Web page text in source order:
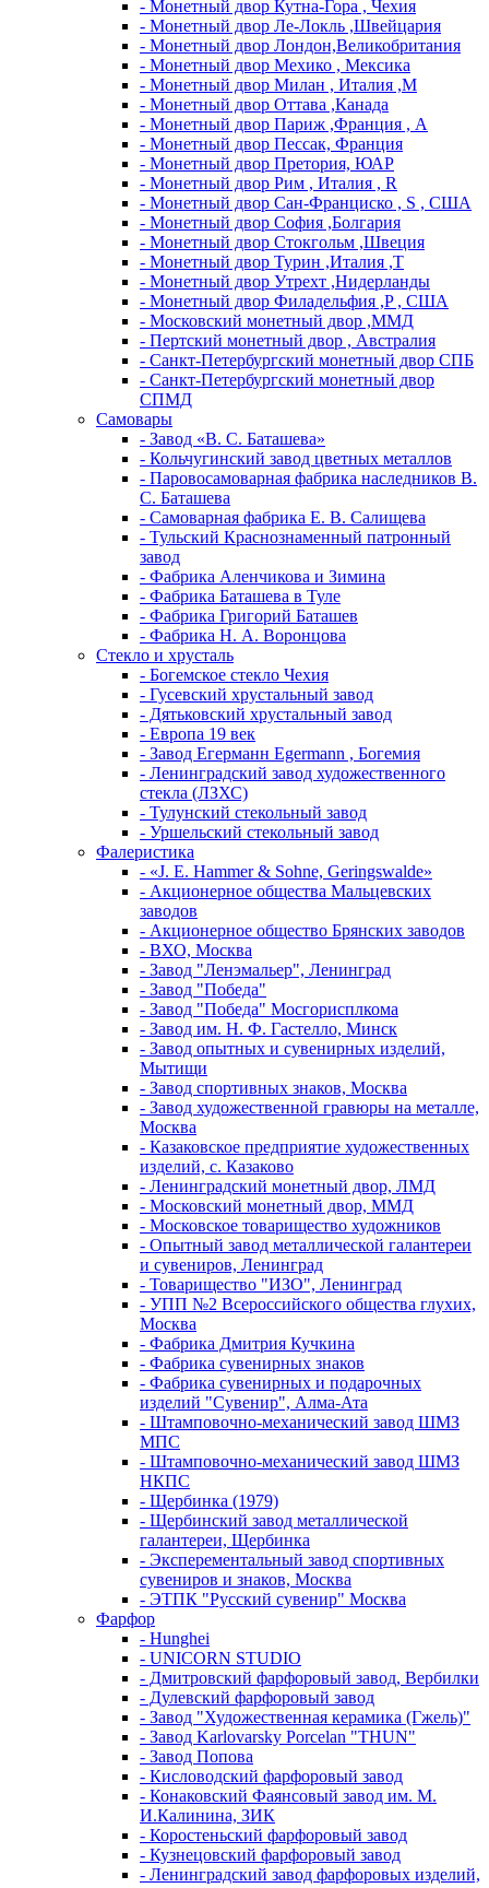
- Монетный двор Кутна-Гора , Чехия
- Монетный двор Ле-Локль ,Швейцария
- Монетный двор Лондон,Великобритания
- Монетный двор Мехико , Мексика
- Монетный двор Милан , Италия ,M
- Монетный двор Оттава ,Канада
- Монетный двор Париж ,Франция , A
- Монетный двор Пессак, Франция
- Монетный двор Претория, ЮАР
- Монетный двор Рим , Италия , R
- Монетный двор Сан-Франциско , S , США
- Монетный двор София ,Болгария
- Монетный двор Стокгольм ,Швеция
- Монетный двор Турин ,Италия ,T
- Монетный двор Утрехт ,Нидерланды
- Монетный двор Филадельфия ,P , США
- Московский монетный двор ,ММД
- Пертский монетный двор , Австралия
- Санкт-Петербургский монетный двор СПБ
- Санкт-Петербургский монетный двор
СПМД
Самовары
- Завод «В. С. Баташева»
- Кольчугинский завод цветных металлов
- Паровосамоварная фабрика наследников В.
С. Баташева
- Самоварная фабрика Е. В. Салищева
- Тульский Краснознаменный патронный
завод
- Фабрика Аленчикова и Зимина
- Фабрика Баташева в Туле
- Фабрика Григорий Баташев
- Фабрика Н. А. Воронцова
Стекло и хрусталь
- Богемское стекло Чехия
- Гусевский хрустальный завод
- Дятьковский хрустальный завод
- Европа 19 век
- Завод Егерманн Egermann , Богемия
- Ленинградский завод художественного
стекла (ЛЗХС)
- Тулунский стекольный завод
- Уршельский стекольный завод
Фалеристика
- «J. E. Hammer & Sohne, Geringswalde»
- Акционерное общества Мальцевских
заводов
- Акционерное общество Брянских заводов
- ВХО, Москва
- Завод "Ленэмальер", Ленинград
- Завод "Победа"
- Завод "Победа" Мосгорисплкома
- Завод им. Н. Ф. Гастелло, Минск
- Завод опытных и сувенирных изделий,
Мытищи
- Завод спортивных знаков, Москва
- Завод художественной гравюры на металле,
Москва
- Казаковское предприятие художественных
изделий, с. Казаково
- Ленинградский монетный двор, ЛМД
- Московский монетный двор, ММД
- Московское товарищество художников
- Опытный завод металлической галантереи
и сувениров, Ленинград
- Товарищество "ИЗО", Ленинград
- УПП №2 Всероссийского общества глухих,
Москва
- Фабрика Дмитрия Кучкина
- Фабрика сувенирных знаков
- Фабрика сувенирных и подарочных
изделий "Сувенир", Алма-Ата
- Штамповочно-механический завод ШМЗ
МПС
- Штамповочно-механический завод ШМЗ
НКПС
- Щербинка (1979)
- Щербинский завод металлической
галантереи, Щербинка
- Эксперементальный завод спортивных
сувениров и знаков, Москва
- ЭТПК "Русский сувенир" Москва
Фарфор
- Hunghei
- UNICORN STUDIO
- Дмитровский фарфоровый завод, Вербилки
- Дулевский фарфоровый завод
- Завод "Художественная керамика (Гжель)"
- Завод Karlovarsky Porcelan "THUN"
- Завод Попова
- Кисловодский фарфоровый завод
- Конаковский Фаянсовый завод им. М.
И.Калинина, ЗИК
- Коростеньский фарфоровый завод
- Кузнецовский фарфоровый завод
- Ленинградский завод фарфоровых изделий,